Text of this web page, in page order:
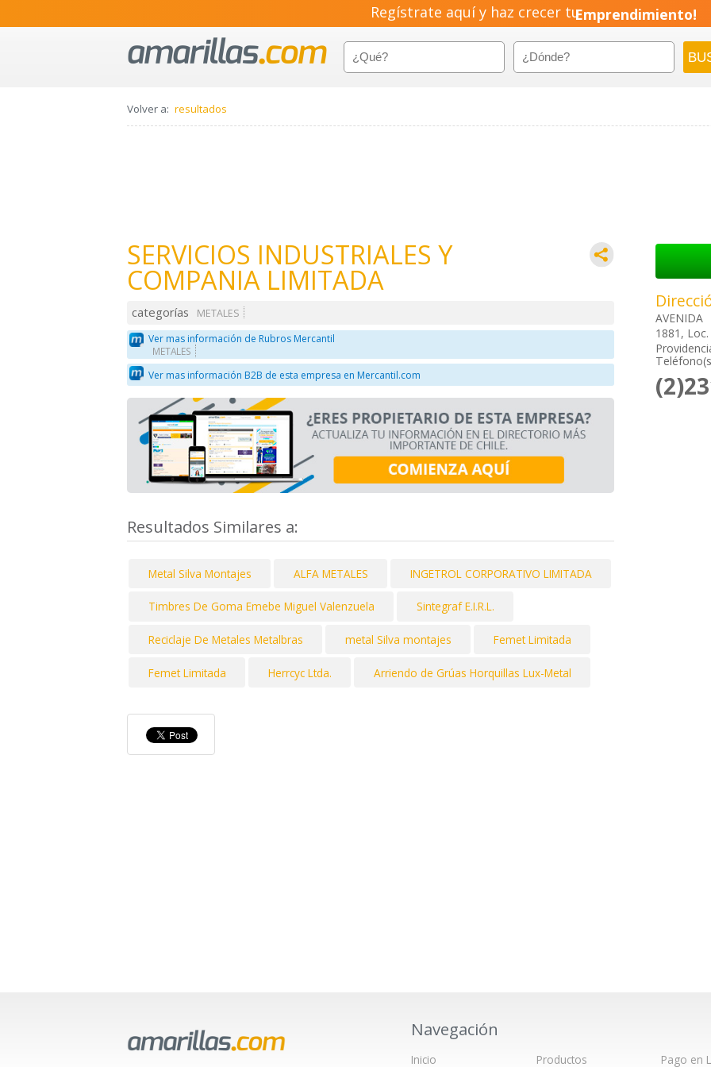
Regístrate aquí y haz crecer tuEmprendimiento!
Volver a: resultados
SERVICIOS INDUSTRIALES Y
COMPANIA LIMITADA
categorías
METALES
Ver mas información de Rubros Mercantil
METALES
Ver mas información B2B de esta empresa en Mercantil.com
Resultados Similares a:
Metal Silva Montajes ALFA METALES INGETROL CORPORATIVO LIMITADA
Timbres De Goma Emebe Miguel Valenzuela Sintegraf E.I.R.L.
Reciclaje De Metales Metalbras metal Silva montajes Femet Limitada
Femet Limitada Herrcyc Ltda. Arriendo de Grúas Horquillas Lux-Metal
1881,
Navegación
Inicio Productos Pago en